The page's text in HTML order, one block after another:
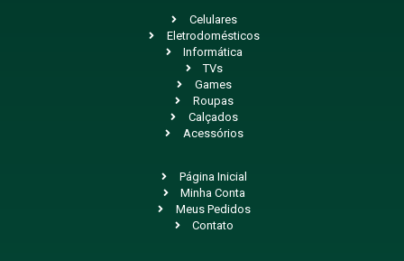
Celulares
Eletrodomésticos
Informática
TVs
Games
Roupas
Calçados
Acessórios
Página Inicial
Minha Conta
Meus Pedidos
Contato